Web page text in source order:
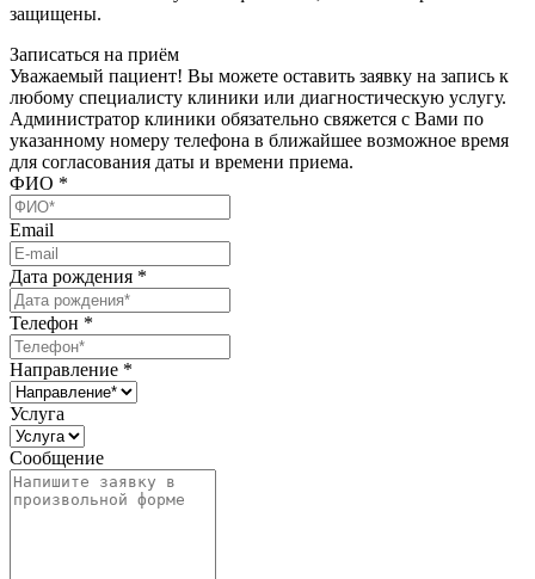
защищены.
Записаться на приём
Уважаемый пациент! Вы можете оставить заявку на запись к
любому специалисту клиники или диагностическую услугу.
Администратор клиники обязательно свяжется с Вами по
указанному номеру телефона в ближайшее возможное время
для согласования даты и времени приема.
ФИО *
Email
Дата рождения *
Телефон *
Направление *
Услуга
Сообщение